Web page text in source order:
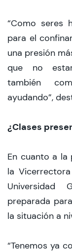
“Como seres
para el
una presión
que no
también
ayudando”,
¿Clases
En cuanto a la
la
Universidad
preparada
la situación a
“Tenemos ya